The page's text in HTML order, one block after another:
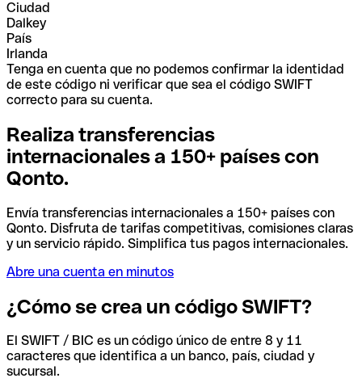
Ciudad
Dalkey
País
Irlanda
Tenga en cuenta que no podemos confirmar la identidad
de este código ni verificar que sea el código SWIFT
correcto para su cuenta.
Realiza transferencias
internacionales a 150+ países con
Qonto.
Envía transferencias internacionales a 150+ países con
Qonto. Disfruta de tarifas competitivas, comisiones claras
y un servicio rápido. Simplifica tus pagos internacionales.
Abre una cuenta en minutos
¿Cómo se crea un código SWIFT?
El SWIFT / BIC es un código único de entre 8 y 11
caracteres que identifica a un banco, país, ciudad y
sucursal.